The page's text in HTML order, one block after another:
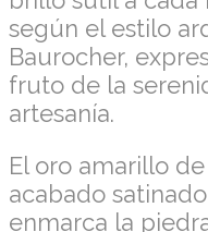
según el estilo
Baurocher,
fruto de la
artesanía.
El oro amarillo
acabado
enmarca la